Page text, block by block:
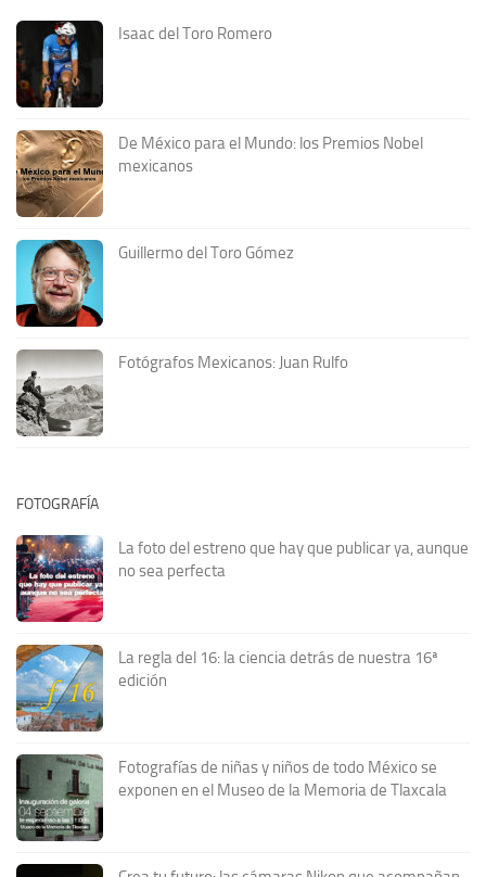
Isaac del Toro Romero
De México para el Mundo: los Premios Nobel
mexicanos
Guillermo del Toro Gómez
Fotógrafos Mexicanos: Juan Rulfo
FOTOGRAFÍA
La foto del estreno que hay que publicar ya, aunque
no sea perfecta
La regla del 16: la ciencia detrás de nuestra 16ª
edición
Fotografías de niñas y niños de todo México se
exponen en el Museo de la Memoria de Tlaxcala